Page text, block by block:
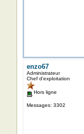
enzo67
Administrateur
Chef d'exploitation
Hors ligne
Messages: 3302